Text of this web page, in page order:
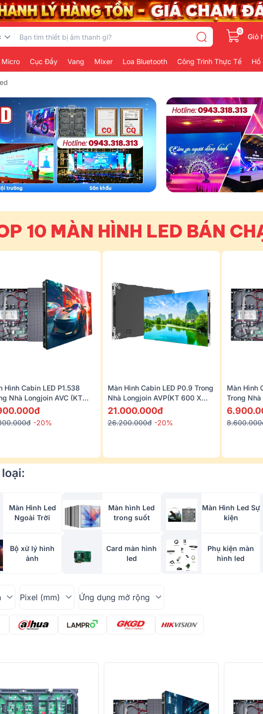
0
Giỏ
Micro Cục Đẩy Vang Mixer Loa Bluetooth Công Trình Thực Tế Hồ
10 MÀN HÌNH LED BÁN
Hình Cabin LED P1.538
Nhà Longjoin AVC (KT
-20%
Màn Hình Cabin LED P0.9 Trong
Nhà Longjoin AVP(KT 600 X
337.5mm)
21.000.000đ
26.200.000đ -20%
Màn Hình
Trong
Màn Hình Led
Ngoài Trời
Màn hình Led
trong suốt
Màn Hình Led Sự
kiện
Bộ xử lý hình
ảnh
Card màn hình
led
Phụ kiện màn
hình led
Pixel (mm) Ứng dụng mở rộng